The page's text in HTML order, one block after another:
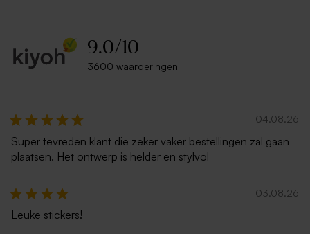
9.0/10
3600 waarderingen
04.08.26
Super tevreden klant die zeker vaker bestellingen zal gaan
plaatsen. Het ontwerp is helder en stylvol
03.08.26
Leuke stickers!